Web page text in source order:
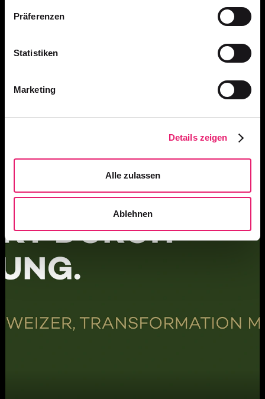
Präferenzen
Statistiken
Marketing
Details zeigen
Alle zulassen
Ablehnen